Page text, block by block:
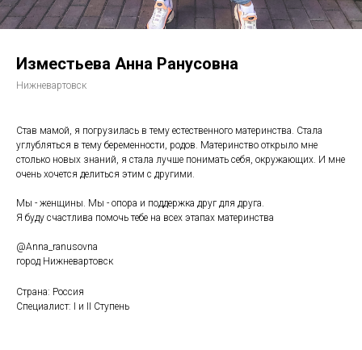
Изместьева Анна Ранусовна
Нижневартовск
Став мамой, я погрузилась в тему естественного материнства. Стала
углубляться в тему беременности, родов. Материнство открыло мне
столько новых знаний, я стала лучше понимать себя, окружающих. И мне
очень хочется делиться этим с другими.
Мы - женщины. Мы - опора и поддержка друг для друга.
Я буду счастлива помочь тебе на всех этапах материнства
@Anna_ranusovna
город Нижневартовск
Страна: Россия
Специалист: I и II Ступень